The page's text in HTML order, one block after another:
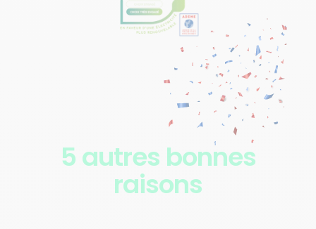
5 autres bonnes
raisons